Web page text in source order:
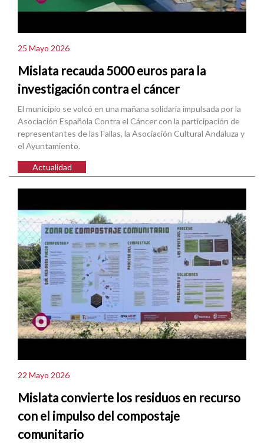
25 Mayo 2026
Mislata recauda 5000 euros para la
investigación contra el cáncer
El municipio se volcó en una mañana solidaria impulsada por la
Asociación Española Contra el Cáncer con la participación de
representantes de las Fallas, la Asociación Cultural Andaluza y
el Ayuntamiento.
Actualidad
22 Mayo 2026
Mislata convierte los residuos en recurso
con el impulso del compostaje
comunitario